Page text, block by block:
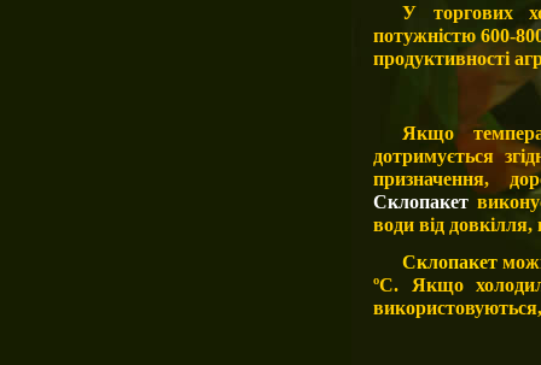
У торгових
потужністю 600-
продуктивності
Якщо
дотримується
призначення,
Склопакет
води від
Склопакет
ºС. Якщо